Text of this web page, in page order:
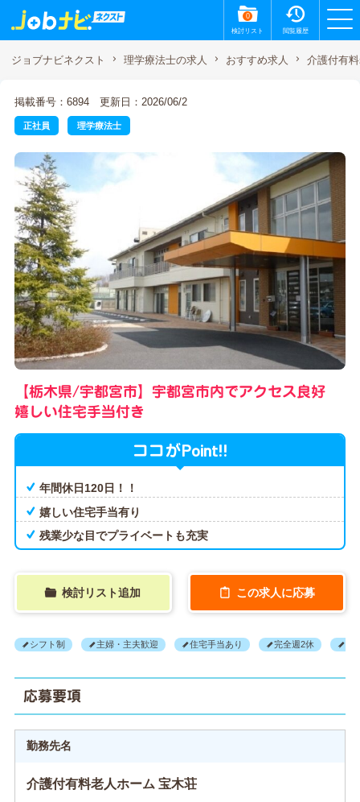
0
検討リスト 閲覧履歴
ジョブナビネクスト 理学療法士の求人 おすすめ求人 介護付有
掲載番号：6894 更新日：2026/06/2
正社員 理学療法士
【栃木県/宇都宮市】宇都宮市内でアクセス良好
嬉しい住宅手当付き
ココがPoint!!
年間休日120日！！
嬉しい住宅手当有り
残業少な目でプライベートも充実
検討リスト追加 この求人に応募
シフト制 主婦・主夫歓迎 住宅手当あり 完全週2休
応募要項
勤務先名
介護付有料老人ホーム 宝木荘